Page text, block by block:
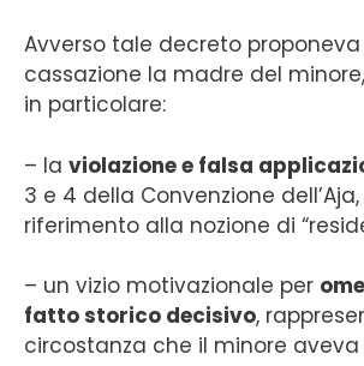
Avverso tale decreto
cassazione la madre del
in particolare:
– la violazione e falsa
3 e 4 della Convenzione
riferimento alla nozione di
– un vizio motivazionale per
fatto storico decisivo,
circostanza che il minore aveva